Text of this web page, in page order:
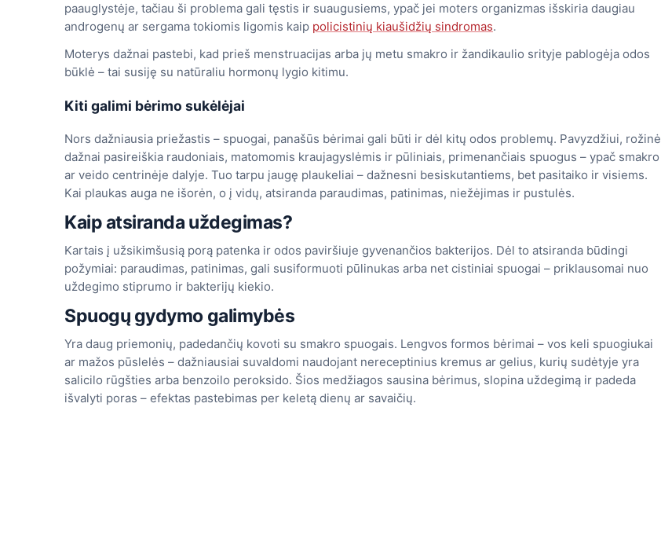
paauglystėje, tačiau ši problema gali tęstis ir suaugusiems, ypač jei moters organizmas išskiria daugiau
androgenų ar sergama tokiomis ligomis kaip policistinių kiaušidžių sindromas.
Moterys dažnai pastebi, kad prieš menstruacijas arba jų metu smakro ir žandikaulio srityje pablogėja odos
būklė – tai susiję su natūraliu hormonų lygio kitimu.
Kiti galimi bėrimo sukėlėjai
Nors dažniausia priežastis – spuogai, panašūs bėrimai gali būti ir dėl kitų odos problemų. Pavyzdžiui, rožinė
dažnai pasireiškia raudoniais, matomomis kraujagyslėmis ir pūliniais, primenančiais spuogus – ypač smakro
ar veido centrinėje dalyje. Tuo tarpu įaugę plaukeliai – dažnesni besiskutantiems, bet pasitaiko ir visiems.
Kai plaukas auga ne išorėn, o į vidų, atsiranda paraudimas, patinimas, niežėjimas ir pustulės.
Kaip atsiranda uždegimas?
Kartais į užsikimšusią porą patenka ir odos paviršiuje gyvenančios bakterijos. Dėl to atsiranda būdingi
požymiai: paraudimas, patinimas, gali susiformuoti pūlinukas arba net cistiniai spuogai – priklausomai nuo
uždegimo stiprumo ir bakterijų kiekio.
Spuogų gydymo galimybės
Yra daug priemonių, padedančių kovoti su smakro spuogais. Lengvos formos bėrimai – vos keli spuogiukai
ar mažos pūslelės – dažniausiai suvaldomi naudojant nereceptinius kremus ar gelius, kurių sudėtyje yra
salicilo rūgšties arba benzoilo peroksido. Šios medžiagos sausina bėrimus, slopina uždegimą ir padeda
išvalyti poras – efektas pastebimas per keletą dienų ar savaičių.